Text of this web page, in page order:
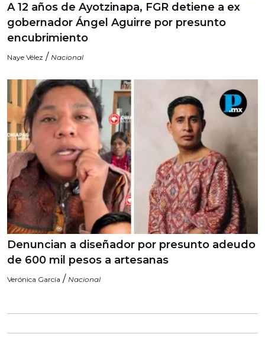
A 12 años de Ayotzinapa, FGR detiene a ex
gobernador Ángel Aguirre por presunto
encubrimiento
Naye Vélez / Nacional
Denuncian a diseñador por presunto adeudo
de 600 mil pesos a artesanas
Verónica García / Nacional